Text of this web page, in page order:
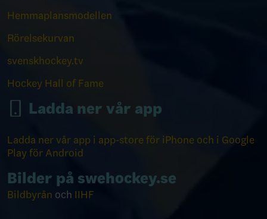
Hemmaplansmodellen
Rörelsekurvan
svenskhockey.tv
Hockey Hall of Fame
Ladda ner vår app
Ladda ner vår app i app-store för iPhone och i Google
Play för Android
Bilder på swehockey.se
Bildbyrån och IIHF